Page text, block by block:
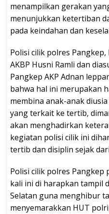
menampilkan gerakan
menunjukkan ketertiban
pada keindahan dan
Polisi cilik polres
AKBP Husni Ramli dan
Pangkep AKP Adnan
bahwa hal ini merupakan
membina anak-anak
yang terkait ke tertib,
akan menghadirkan
kegiatan polisi cilik ini
tertib dan disiplin sejak
Polisi cilik polres Pangkep
kali ini di harapkan tampil
Selatan guna menghibur
menyemarakkan HUT